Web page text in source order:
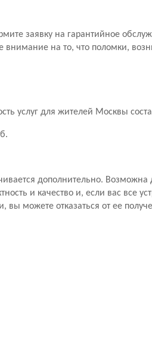
заявку на гарантийное
на то, что поломки,
услуг для жителей Москвы
дополнительно. Возможна
и качество и, если вас все
вы можете отказаться от ее